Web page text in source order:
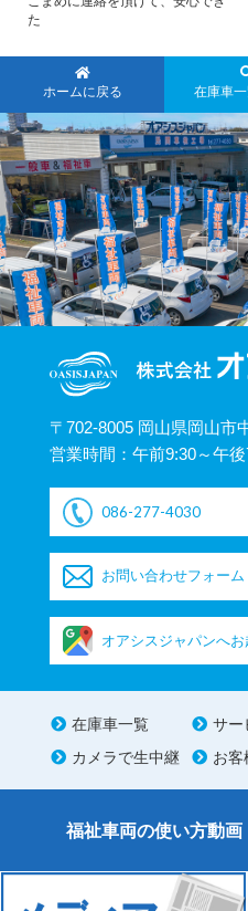
た
ホームに戻る 在庫車
〒702-8005 岡山県岡山市
営業時間：午前9:30～午後
086-277-4030
お問い合わせフォーム
オアシスジャパンへ
在庫車一覧 サー
カメラで生中継
お客
福祉車両の使い方動画